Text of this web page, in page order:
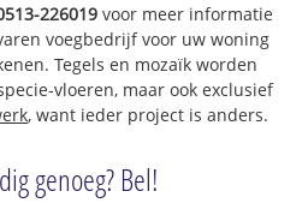
226019 voor meer informatie
voegbedrijf voor uw woning
Tegels en mozaïk worden
vloeren, maar ook exclusief
, want ieder project is anders.
genoeg? Bel!